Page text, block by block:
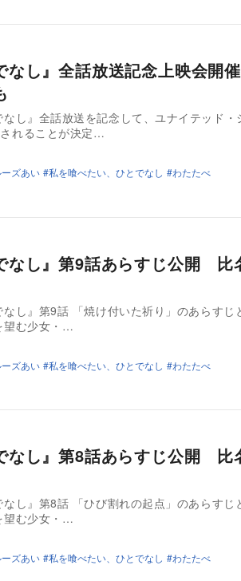
なし』全話放送記念上映会開
し』全話放送を記念して、ユナイテッド・
れることが決定…
ズあい 私を喰べたい、ひとでなし わたたべ
なし』第9話あらすじ公開 比
し』第9話 「焼け付いた祈り」のあらすじ
む少女・…
ズあい 私を喰べたい、ひとでなし わたたべ
なし』第8話あらすじ公開 比
し』第8話 「ひび割れの起点」のあらすじ
む少女・…
ズあい 私を喰べたい、ひとでなし わたたべ